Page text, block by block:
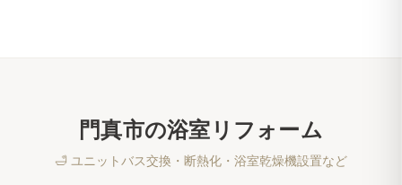
門真市の浴室リフォーム
🛁 ユニットバス交換・断熱化・浴室乾燥機設置など